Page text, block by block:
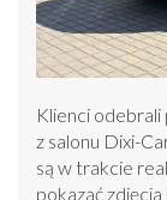
Klienci odebrali
z salonu Dixi-
są w trakcie
pokazać